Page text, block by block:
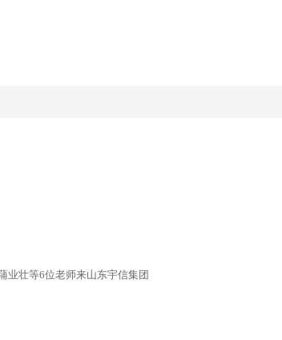
业壮等6位老师来山东宇信集团